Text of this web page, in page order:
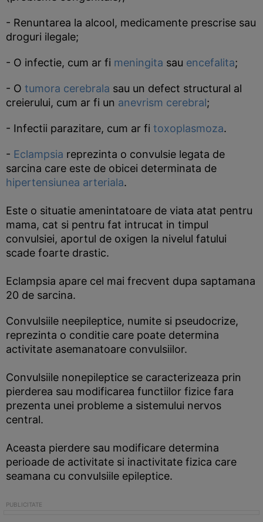
- Renuntarea la alcool, medicamente prescrise sau
droguri ilegale;
- O infectie, cum ar fi meningita sau encefalita;
- O tumora cerebrala sau un defect structural al
creierului, cum ar fi un anevrism cerebral;
- Infectii parazitare, cum ar fi toxoplasmoza.
- Eclampsia reprezinta o convulsie legata de
sarcina care este de obicei determinata de
hipertensiunea arteriala.
Este o situatie amenintatoare de viata atat pentru
mama, cat si pentru fat intrucat in timpul
convulsiei, aportul de oxigen la nivelul fatului
scade foarte drastic.
Eclampsia apare cel mai frecvent dupa saptamana
20 de sarcina.
Convulsiile neepileptice, numite si pseudocrize,
reprezinta o conditie care poate determina
activitate asemanatoare convulsiilor.
Convulsiile nonepileptice se caracterizeaza prin
pierderea sau modificarea functiilor fizice fara
prezenta unei probleme a sistemului nervos
central.
Aceasta pierdere sau modificare determina
perioade de activitate si inactivitate fizica care
seamana cu convulsiile epileptice.